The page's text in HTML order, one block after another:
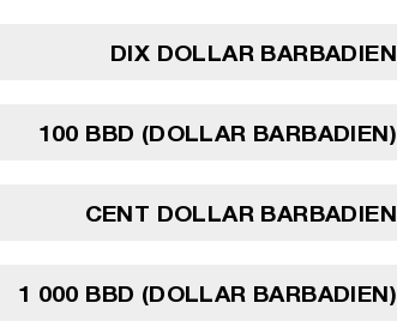
DIX DOLLAR BARBADIEN
100 BBD (DOLLAR BARBADIEN)
CENT DOLLAR BARBADIEN
1 000 BBD (DOLLAR BARBADIEN)